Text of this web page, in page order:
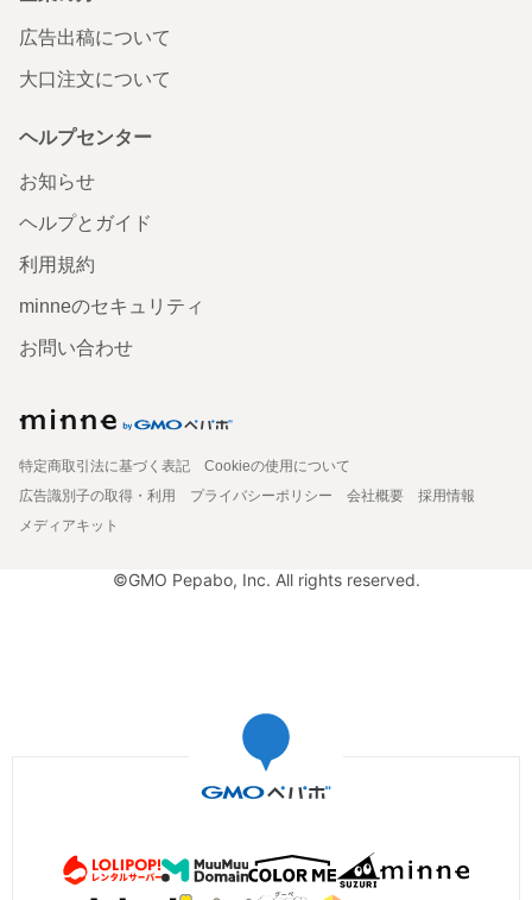
広告出稿について
大口注文について
ヘルプセンター
お知らせ
ヘルプとガイド
利用規約
minneのセキュリティ
お問い合わせ
特定商取引法に基づく表記
Cookieの使用について
広告識別子の取得・利用
プライバシーポリシー 会社概要
採用情報
メディアキット
©GMO Pepabo, Inc. All rights reserved.